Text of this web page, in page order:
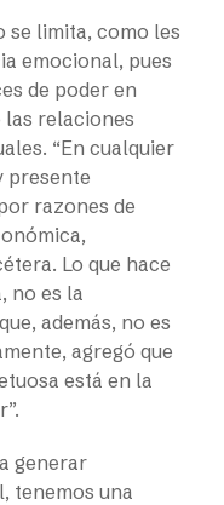
se limita, como les
emocional, pues
de poder en
relaciones
“En cualquier
presente
razones de
Lo que hace
no es la
además, no es
agregó que
está en la
generar
tenemos una